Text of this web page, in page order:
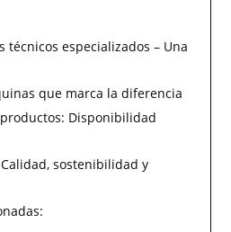
técnicos especializados – Una
que marca la diferencia
Disponibilidad
sostenibilidad y